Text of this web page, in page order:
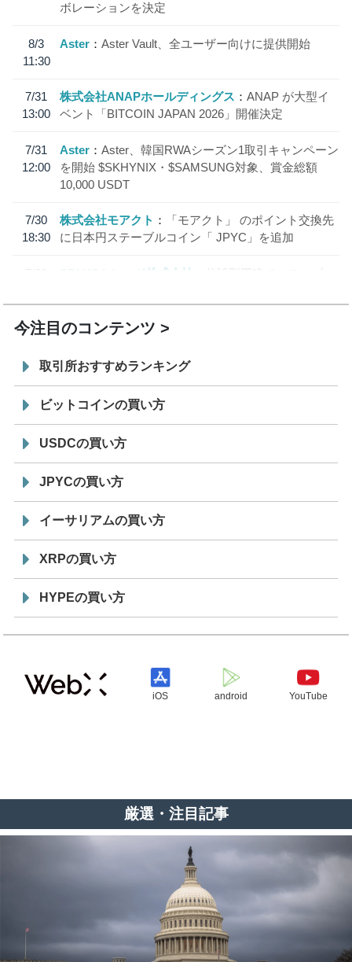
ボレーションを決定
8/3
11:30
Aster Aster Vault、全ユーザー向けに提供開始
7/31
13:00
株式会社ANAPホールディングス
ANAP が大型イ
ベント「BITCOIN JAPAN 2026」開催決定
7/31
12:00
Aster
Aster、韓国RWAシーズン1取引キャンペーン
を開始 $SKHYNIX・$SAMSUNG対象、賞金総額
10,000 USDT
7/30
18:30
株式会社モアクト
「モアクト」 のポイント交換先
に日本円ステーブルコイン「 JPYC」を追加
7/29
SBI VCトレード株式会社
信託型円建てステーブル
今注目のコンテンツ
取引所おすすめランキング
ビットコインの買い方
USDCの買い方
JPYCの買い方
イーサリアムの買い方
XRPの買い方
HYPEの買い方
iOS android YouTube
厳選・注目記事